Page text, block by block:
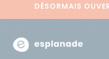
DÉSORMAIS